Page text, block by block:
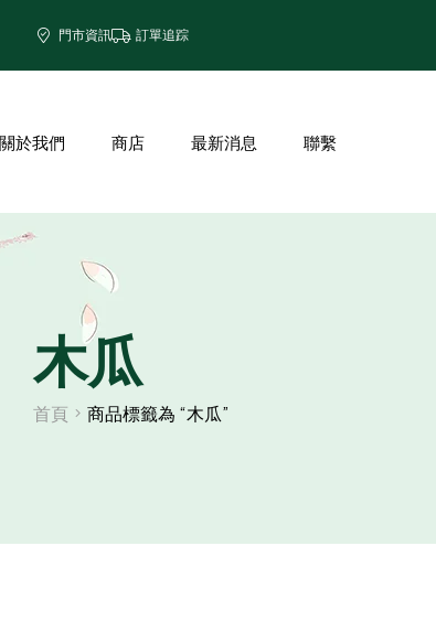
門市資訊 訂單追踪
於我們 商店 最新消息 聯繫
木瓜
首頁 商品標籤為 “木瓜”